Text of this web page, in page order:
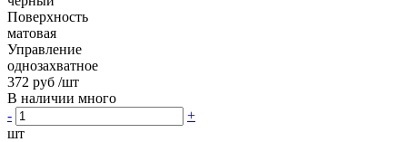
Поверхность
матовая
Управление
однозахватное
372 руб /шт
В наличии много
-
+
шт